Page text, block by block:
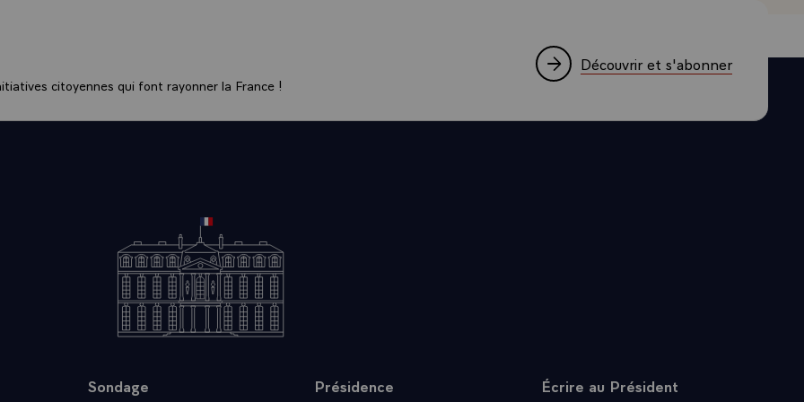
un même chemin que parcoururent la Norvège et la France, chemin
du conflit des Français à Narvik, et au jour de la victoire des
quelques jours, le 6 juin, pour cet anniversaire, j'aurai l'honneur, au nom
d'y accueillir Votre Majesté et avec elle de saluer les vétérans norvégiens
que constitue nos relations, les mailles ne sont peut-être pas assez
leur fil est solide. Dans ce monde difficile, nous sommes convaincus,
l'êtes, que la sécurité et la paix impliquent la solidarité entre alliés, un
toutes les puissances.\
citoyennes qui font rayonner la France !
Découvrir et s'abonner
Sondage Présidence Écrire au Président